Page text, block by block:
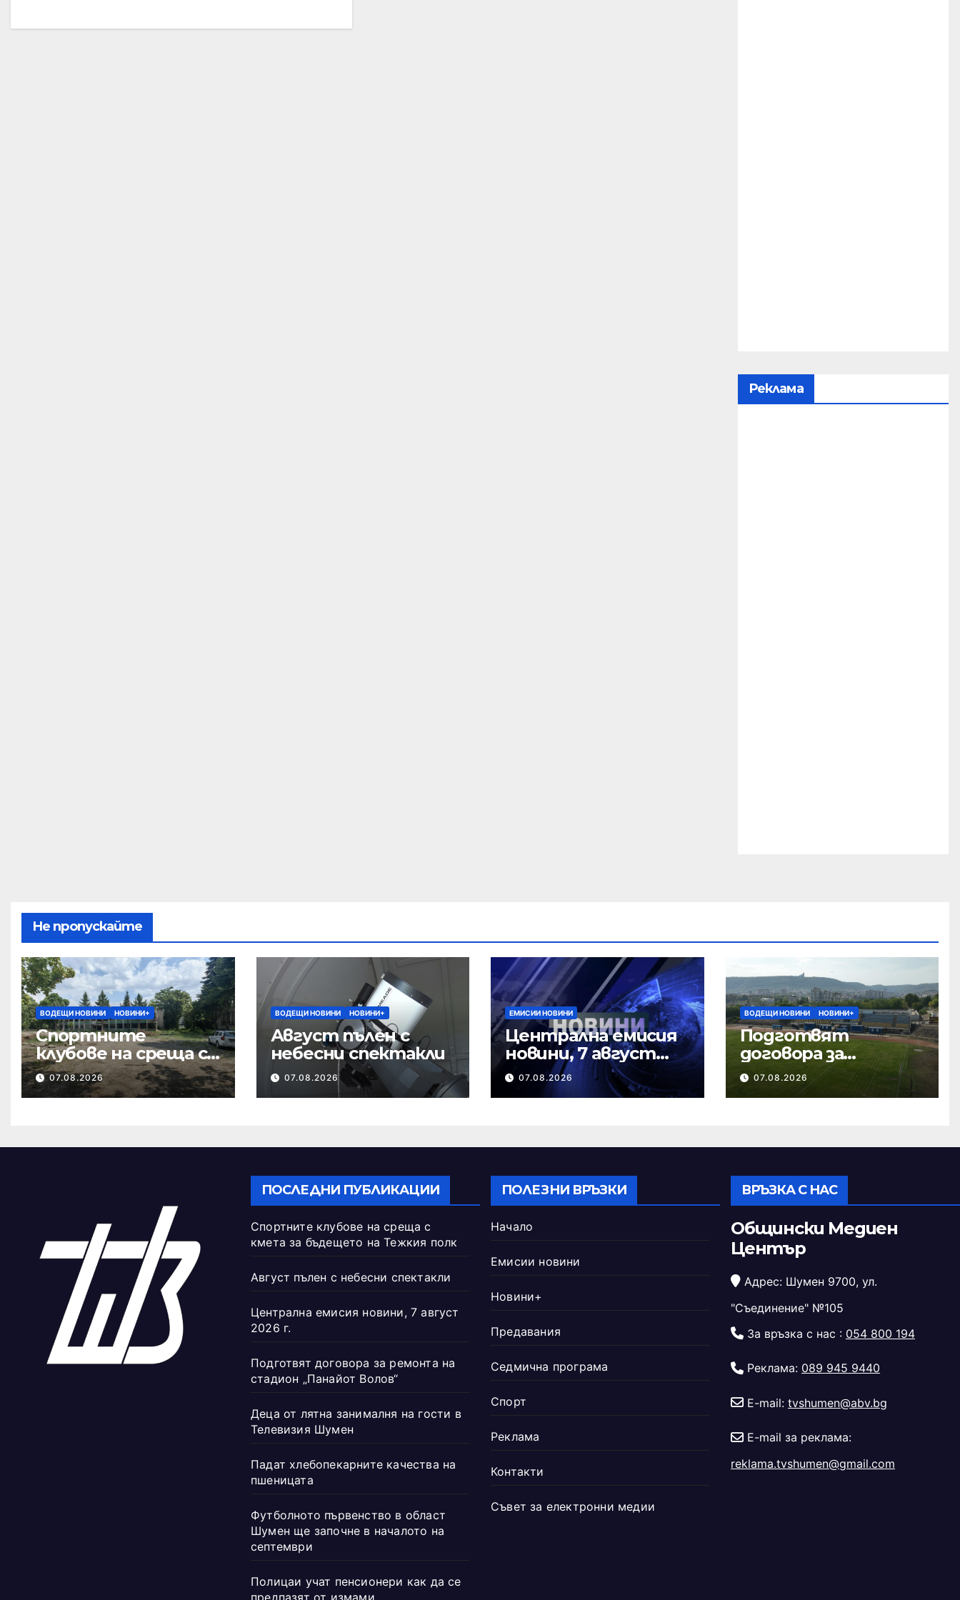
Реклама
Не пропускайте
ВОДЕЩИ НОВИНИ НОВИНИ+
Спортните
клубове на среща с
кмета за
бъдещето на
07.08.2026
ВОДЕЩИ НОВИНИ НОВИНИ+
Август пълен с
небесни спектакли
07.08.2026
ЕМИСИИ НОВИНИ
Централна емисия
новини, 7 август
2026 г.
07.08.2026
ВОДЕЩИ НОВИНИ НОВИНИ+
Подготвят
договора за
ремонта на
стадион „Панайот
07.08.2026
ПОСЛЕДНИ ПУБЛИКАЦИИ
Спортните клубове на среща с
кмета за бъдещето на Тежкия полк
Август пълен с небесни спектакли
Централна емисия новини, 7 август
2026 г.
Подготвят договора за ремонта на
стадион „Панайот Волов“
Деца от лятна занималня на гости в
Телевизия Шумен
Падат хлебопекарните качества на
пшеницата
Футболното първенство в област
Шумен ще започне в началото на
септември
Полицаи учат пенсионери как да се
ПОЛЕЗНИ ВРЪЗКИ
Начало
Емисии новини
Новини+
Предавания
Седмична програма
Спорт
Реклама
Контакти
Съвет за електронни медии
ВРЪЗКА С НАС
Общински Медиен
Център
Адрес: Шумен 9700, ул.
"Съединение" №105
За връзка с нас : 054 800 194
Реклама: 089 945 9440
E-mail: tvshumen@abv.bg
E-mail за реклама:
reklama.tvshumen@gmail.com